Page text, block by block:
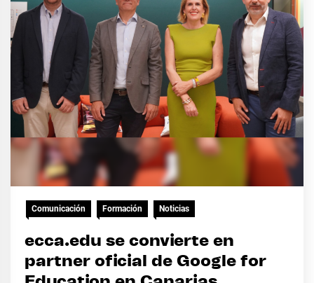
Comunicación Formación Noticias
ecca.edu se convierte en
partner oficial de Google for